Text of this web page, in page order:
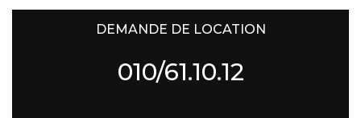
DEMANDE DE LOCATION
010/61.10.12